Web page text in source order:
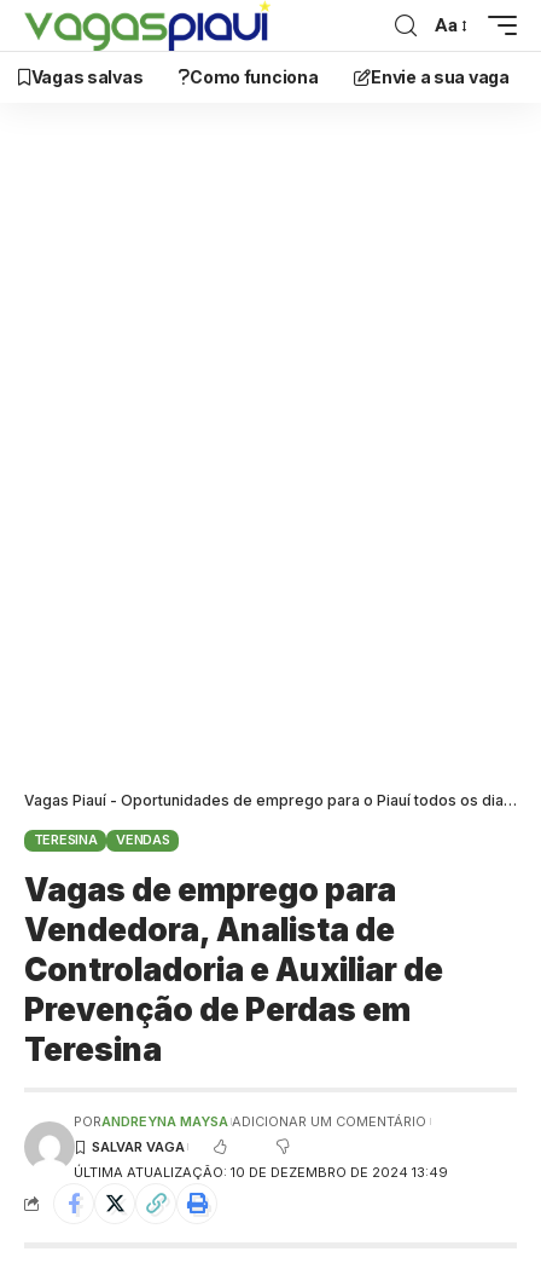
Aa
Vagas salvas Como funciona Envie a sua vaga
Vagas Piauí - Oportunidades de emprego para o Piauí todos os dias>
TERESINA VENDAS
Vagas de emprego para
Vendedora, Analista de
Controladoria e Auxiliar de
Prevenção de Perdas em
Teresina
ÚLTIMA ATUALIZAÇÃO: 10 DE DEZEMBRO DE 2024 13:49
PORANDREYNA MAYSA ADICIONAR UM COMENTÁRIO